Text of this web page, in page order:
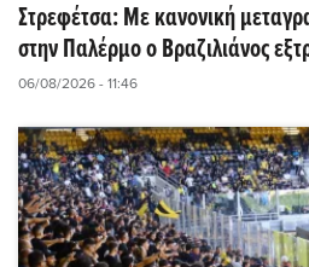
Στρεφέτσα: Με κανονική
στην Παλέρμο ο Βραζιλιάνος
06/08/2026 - 11:46